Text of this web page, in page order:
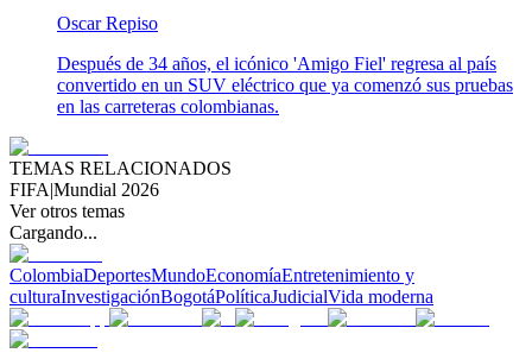
Oscar Repiso
Después de 34 años, el icónico 'Amigo Fiel' regresa al país
convertido en un SUV eléctrico que ya comenzó sus pruebas
en las carreteras colombianas.
TEMAS RELACIONADOS
FIFA|Mundial 2026
Ver otros temas
Cargando...
ColombiaDeportesMundoEconomíaEntretenimiento y
culturaInvestigaciónBogotáPolíticaJudicialVida moderna